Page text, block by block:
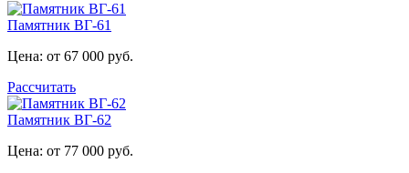
Памятник ВГ-61
Цена: от 67 000 руб.
Рассчитать
Памятник ВГ-62
Цена: от 77 000 руб.